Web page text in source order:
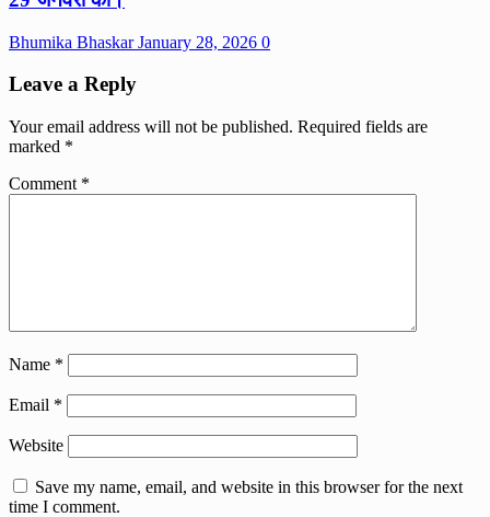
Bhumika BhaskarJanuary 28, 2026 0
Leave a Reply
Your email address will not be published. Required fields are
marked *
Comment *
Name *
Email *
Website
Save my name, email, and website in this browser for the next
time I comment.